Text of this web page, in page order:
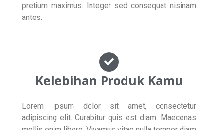
pretium maximus. Integer sed consequat nisinam
antes.
Kelebihan Produk Kamu
Lorem ipsum dolor sit amet, consectetur
adipiscing elit. Curabitur quis est diam. Maecenas